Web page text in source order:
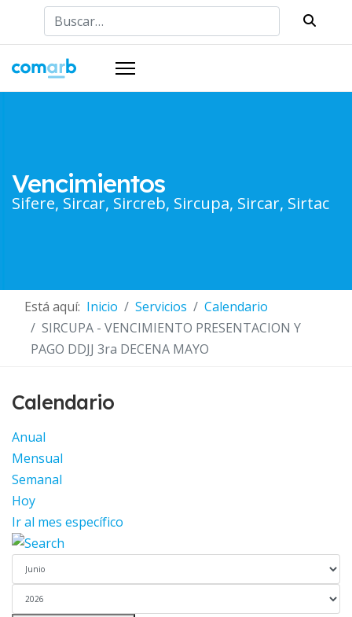
Buscar
Vencimientos
Sifere, Sircar, Sircreb, Sircupa, Sircar, Sirtac
Está aquí: Inicio Servicios
Calendario
SIRCUPA - VENCIMIENTO PRESENTACION Y
PAGO DDJJ 3ra DECENA MAYO
Calendario
Anual
Mensual
Semanal
Hoy
Ir al mes específico